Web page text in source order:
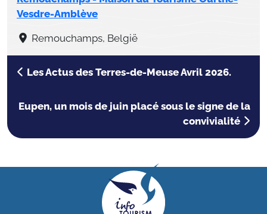
Vesdre-Amblève
Remouchamps, België
Les Actus des Terres-de-Meuse Avril 2026.
Eupen, un mois de juin placé sous le signe de la
convivialité